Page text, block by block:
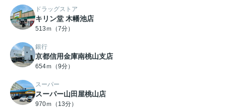
ドラッグストア
キリン堂 木幡池店
513ｍ（7分）
銀行
京都信用金庫南桃山支店
654ｍ（9分）
スーパー
スーパー山田屋桃山店
970ｍ（13分）